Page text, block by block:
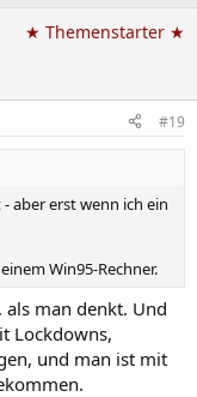
★ Themenstarter ★
#19
aber erst wenn ich ein
Win95-Rechner.
man denkt. Und
Lockdowns,
und man ist mit